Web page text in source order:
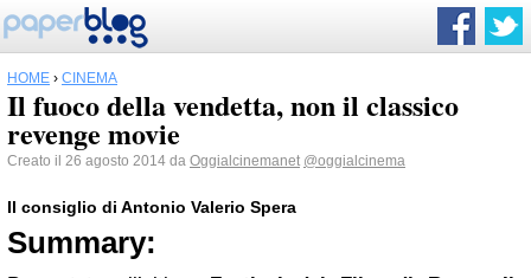
HOME › CINEMA
Il fuoco della vendetta, non il classico
revenge movie
Creato il 26 agosto 2014 da Oggialcinemanet @oggialcinema
Il consiglio di Antonio Valerio Spera
Summary: